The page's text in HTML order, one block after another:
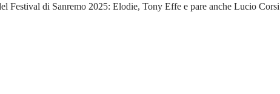
Festival di Sanremo 2025: Elodie, Tony Effe e pare anche Lucio